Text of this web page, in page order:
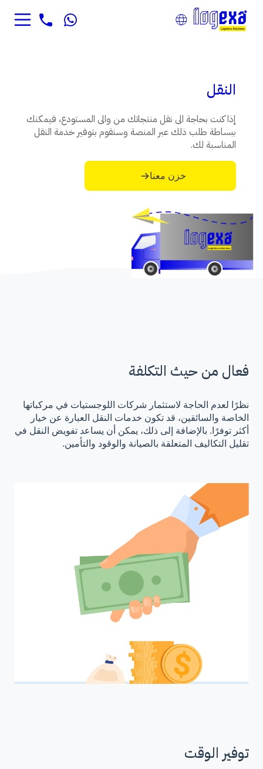
النقل
إذا كنت بحاجة الى نقل منتجاتك من والى المستودع، فيمكنك
ببساطة طلب ذلك عبر المنصة وسنقوم بتوفير خدمة النقل
المناسبة لك.
خزن معنا
فعال من حيث التكلفة
نظرًا لعدم الحاجة لاستثمار شركات اللوجستيات في مركباتها
الخاصة والسائقين، قد تكون خدمات النقل العبارة عن خيار
أكثر توفرًا. بالإضافة إلى ذلك، يمكن أن يساعد تفويض النقل في
تقليل التكاليف المتعلقة بالصيانة والوقود والتأمين.
توفير الوقت